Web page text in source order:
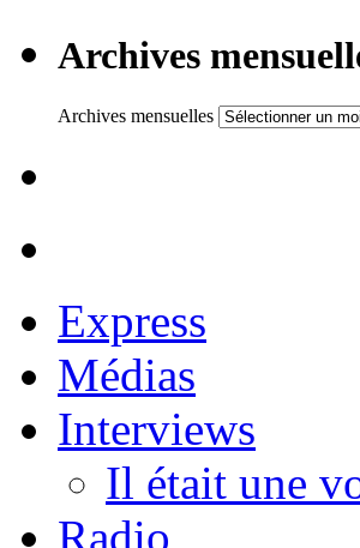
Archives
Archives mensuelles
Express
Médias
Interviews
Il était une
Radio